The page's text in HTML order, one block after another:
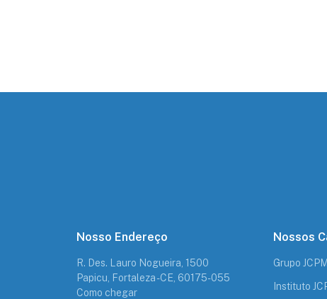
Nosso Endereço
R. Des. Lauro Nogueira, 1500
Papicu, Fortaleza - CE, 60175-055
Como chegar
Nossos
Grupo
Instituto